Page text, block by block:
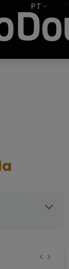
PT
< >
SUBSCREVER